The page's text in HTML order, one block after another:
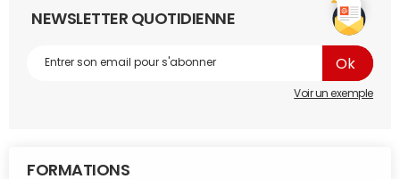
NEWSLETTER QUOTIDIENNE
Voir un exemple
FORMATIONS